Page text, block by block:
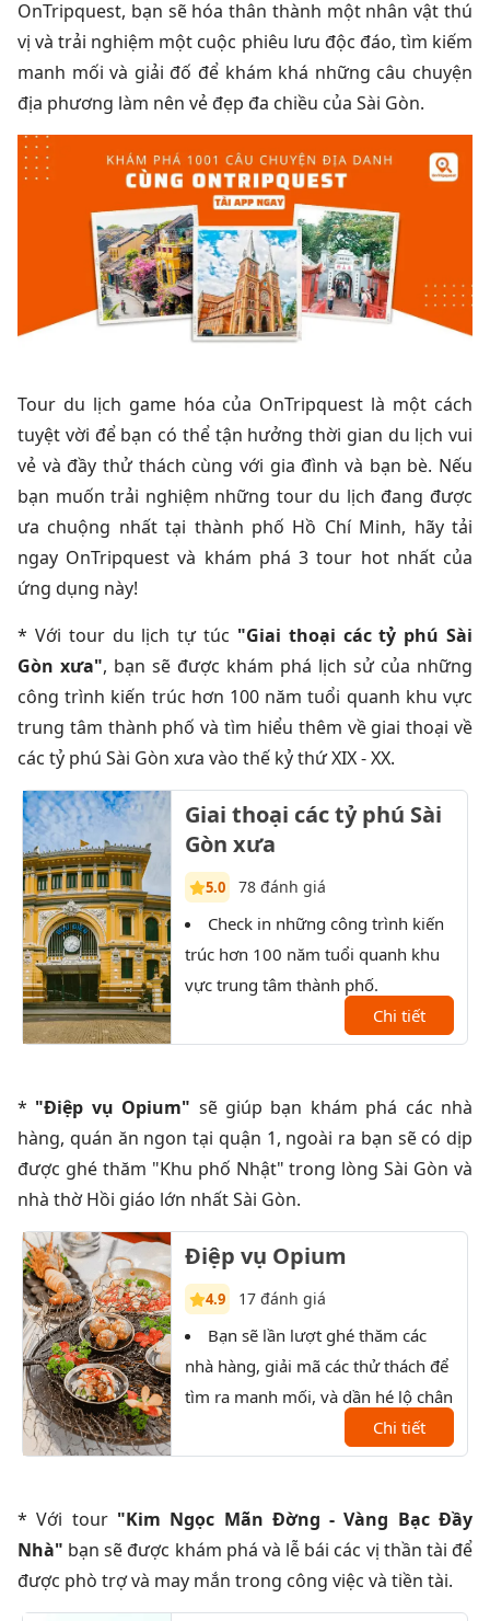
OnTripquest, bạn sẽ hóa thân thành một nhân vật thú
vị và trải nghiệm một cuộc phiêu lưu độc đáo, tìm kiếm
manh mối và giải đố để khám khá những câu chuyện
địa phương làm nên vẻ đẹp đa chiều của Sài Gòn.
Tour du lịch game hóa của OnTripquest là một cách
tuyệt vời để bạn có thể tận hưởng thời gian du lịch vui
vẻ và đầy thử thách cùng với gia đình và bạn bè. Nếu
bạn muốn trải nghiệm những tour du lịch đang được
ưa chuộng nhất tại thành phố Hồ Chí Minh, hãy tải
ngay OnTripquest và khám phá 3 tour hot nhất của
ứng dụng này!
* Với tour du lịch tự túc "Giai thoại các tỷ phú Sài
Gòn xưa", bạn sẽ được khám phá lịch sử của những
công trình kiến trúc hơn 100 năm tuổi quanh khu vực
trung tâm thành phố và tìm hiểu thêm về giai thoại về
các tỷ phú Sài Gòn xưa vào thế kỷ thứ XIX - XX.
Giai thoại các tỷ phú Sài
Gòn xưa
5.0 78 đánh giá
Check in những công trình kiến
trúc hơn 100 năm tuổi quanh khu
vực trung tâm thành phố.
Chi tiết
* "Điệp vụ Opium" sẽ giúp bạn khám phá các nhà
hàng, quán ăn ngon tại quận 1, ngoài ra bạn sẽ có dịp
được ghé thăm "Khu phố Nhật" trong lòng Sài Gòn và
nhà thờ Hồi giáo lớn nhất Sài Gòn.
Điệp vụ Opium
4.9 17 đánh giá
Bạn sẽ lần lượt ghé thăm các
nhà hàng, giải mã các thử thách để
tìm ra manh mối, và dần hé lộ chân
tướng của nhân vật bí ẩn.Chi tiết
* Với tour "Kim Ngọc Mãn Đờng - Vàng Bạc Đầy
Nhà" bạn sẽ được khám phá và lễ bái các vị thần tài để
được phò trợ và may mắn trong công việc và tiền tài.